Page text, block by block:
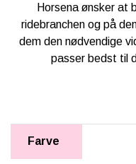
SPRING
Horsena ønsker at
ridebranchen og på
dem den nødvendige
passer bedst til
Farve